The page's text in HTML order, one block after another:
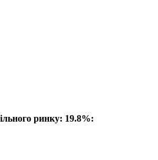
ринку: 19.8%: